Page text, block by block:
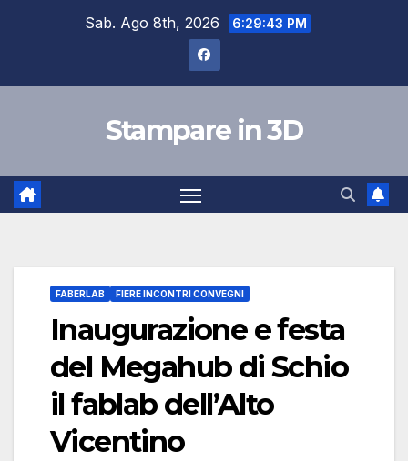
Sab. Ago 8th, 2026 6:29:44 PM
Stampare in 3D
FABERLAB FIERE INCONTRI CONVEGNI
Inaugurazione e festa
del Megahub di Schio
il fablab dell’Alto
Vicentino